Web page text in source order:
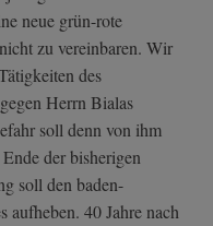
neue grün-rote
zu vereinbaren. Wir
des
Herrn Bialas
soll denn von ihm
der bisherigen
soll den baden-
aufheben. 40 Jahre nach